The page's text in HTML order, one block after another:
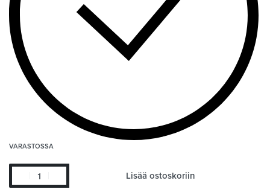
VARASTOSSA
Lisää ostoskoriin